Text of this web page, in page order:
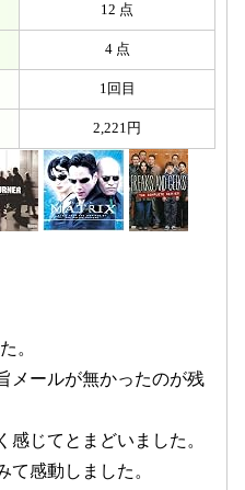
12 点
4 点
1回目
2,221円
。
メールが無かったのが残
感じてとまどいました。
て感動しました。